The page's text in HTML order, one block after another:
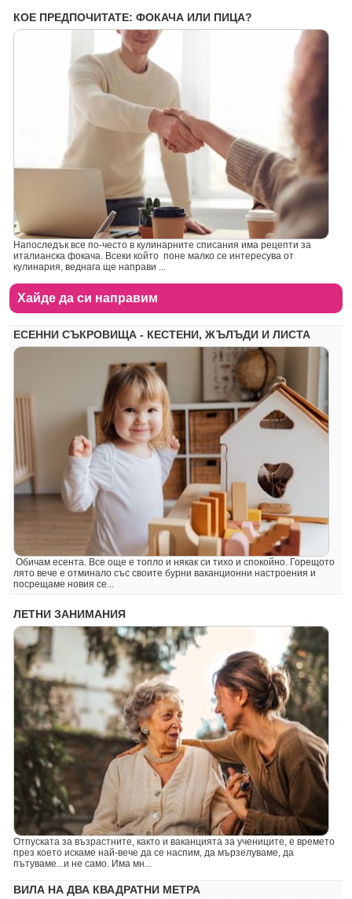
КОЕ ПРЕДПОЧИТАТЕ: ФОКАЧА ИЛИ ПИЦА?
Напоследък все по-често в кулинарните списания има рецепти за
италианска фокача. Всеки който поне малко се интересува от
кулинария, веднага ще направи ...
Хайде да си направим
ЕСЕННИ СЪКРОВИЩА - КЕСТЕНИ, ЖЪЛЪДИ И ЛИСТА
Обичам есента. Все още е топло и някак си тихо и спокойно. Горещото
лято вече е отминало със своите бурни ваканционни настроения и
посрещаме новия се...
ЛЕТНИ ЗАНИМАНИЯ
Отпуската за възрастните, както и ваканцията за учениците, е времето
през което искаме най-вече да се наспим, да мързелуваме, да
пътуваме...и не само. Има мн...
ВИЛА НА ДВА КВАДРАТНИ МЕТРА